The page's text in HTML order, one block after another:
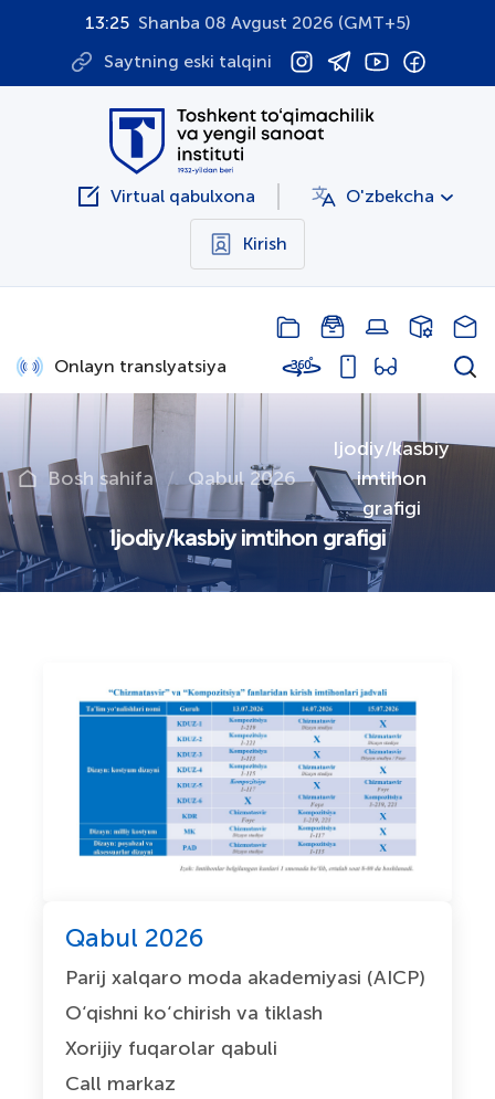
13:25 Shanba 08 Avgust 2026 (GMT+5)
Saytning eski talqini
Virtual qabulxona O'zbekcha
Kirish
Onlayn translyatsiya
Bosh sahifa Qabul 2026
Ijodiy/kasbiy
imtihon
grafigi
Ijodiy/kasbiy imtihon grafigi
Qabul 2026
Parij xalqaro moda akademiyasi (AICP)
O‘qishni ko‘chirish va tiklash
Xorijiy fuqarolar qabuli
Call markaz